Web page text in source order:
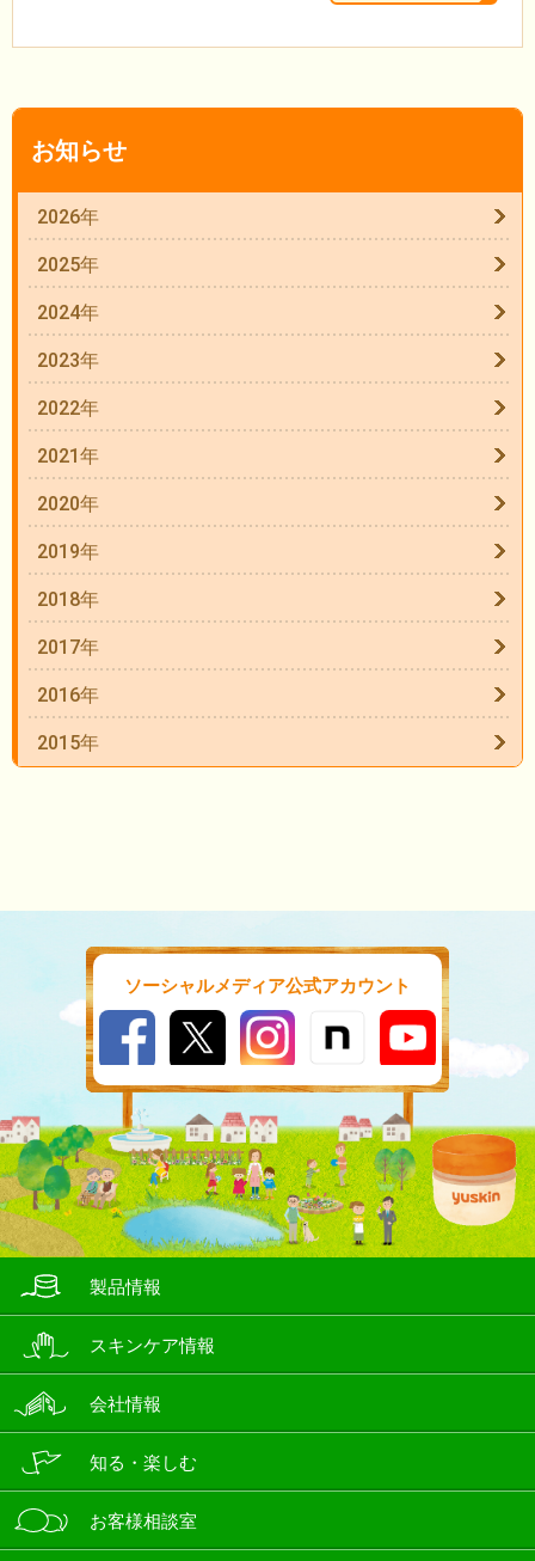
お知らせ
2026年
2025年
2024年
2023年
2022年
2021年
2020年
2019年
2018年
2017年
2016年
2015年
ソーシャルメディア公式アカウント
製品情報
スキンケア情報
会社情報
知る・楽しむ
お客様相談室